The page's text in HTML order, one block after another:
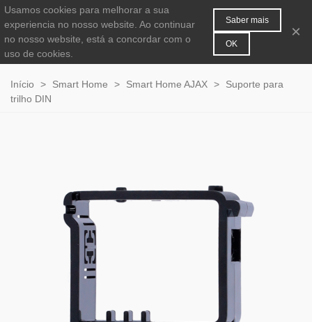
0
Início > Smart Home > Smart Home AJAX >
Suporte para
trilho DIN
Usamos cookies para melhorar a sua
experiencia no nosso website. Ao continuar
no nosso website, está a concordar com o
uso de cookies.
Saber mais
OK
×